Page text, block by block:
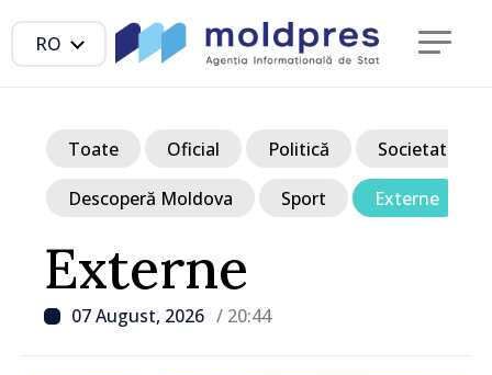
RO
Externe
07 August, 2026 / 20:44
Toate Oficial Politică Societate
Descoperă Moldova Sport Externe